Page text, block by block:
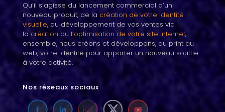
Qu’il s’agisse du lancement commercial d’un
nouveau produit, de la création de votre identité
visuelle, du développement de vos ventes via
la création ou l’optimisation de votre site internet,
ensemble, nous créons et développons, du print au
web, votre identité pour apporter un nouveau souffle
à votre activité.
Nos réseaux sociaux